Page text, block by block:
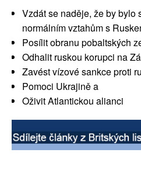
Vzdát se naděje, že by bylo
normálním vztahům s
Posílit obranu pobaltských
Odhalit ruskou korupci na
Zavést vízové sankce proti
Pomoci Ukrajině a
Oživit Atlantickou alianci